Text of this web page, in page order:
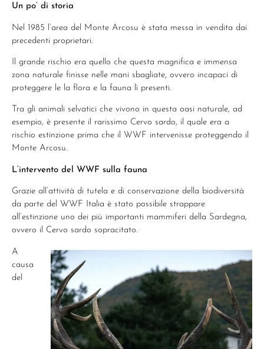
Un po’ di storia
Nel 1985 l’area del Monte Arcosu è stata messa in vendita dai
precedenti proprietari.
Il grande rischio era quello che questa magnifica e immensa
zona naturale finisse nelle mani sbagliate, ovvero incapaci di
proteggere le la flora e la fauna lì presenti.
Tra gli animali selvatici che vivono in questa oasi naturale, ad
esempio, è presente il rarissimo Cervo sardo, il quale era a
rischio estinzione prima che il WWF intervenisse proteggendo il
Monte Arcosu.
L’intervento del WWF sulla fauna
Grazie all’attività di tutela e di conservazione della biodiversità
da parte del WWF Italia è stato possibile strappare
all’estinzione uno dei più importanti mammiferi della Sardegna,
ovvero il Cervo sardo sopracitato.
A
causa
del